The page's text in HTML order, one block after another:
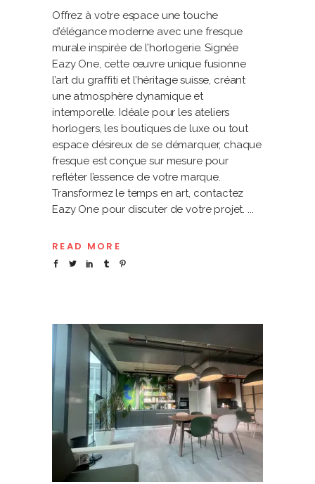
Offrez à votre espace une touche
d’élégance moderne avec une fresque
murale inspirée de l’horlogerie. Signée
Eazy One, cette œuvre unique fusionne
l’art du graffiti et l’héritage suisse, créant
une atmosphère dynamique et
intemporelle. Idéale pour les ateliers
horlogers, les boutiques de luxe ou tout
espace désireux de se démarquer, chaque
fresque est conçue sur mesure pour
refléter l’essence de votre marque.
Transformez le temps en art, contactez
Eazy One pour discuter de votre projet.
READ MORE